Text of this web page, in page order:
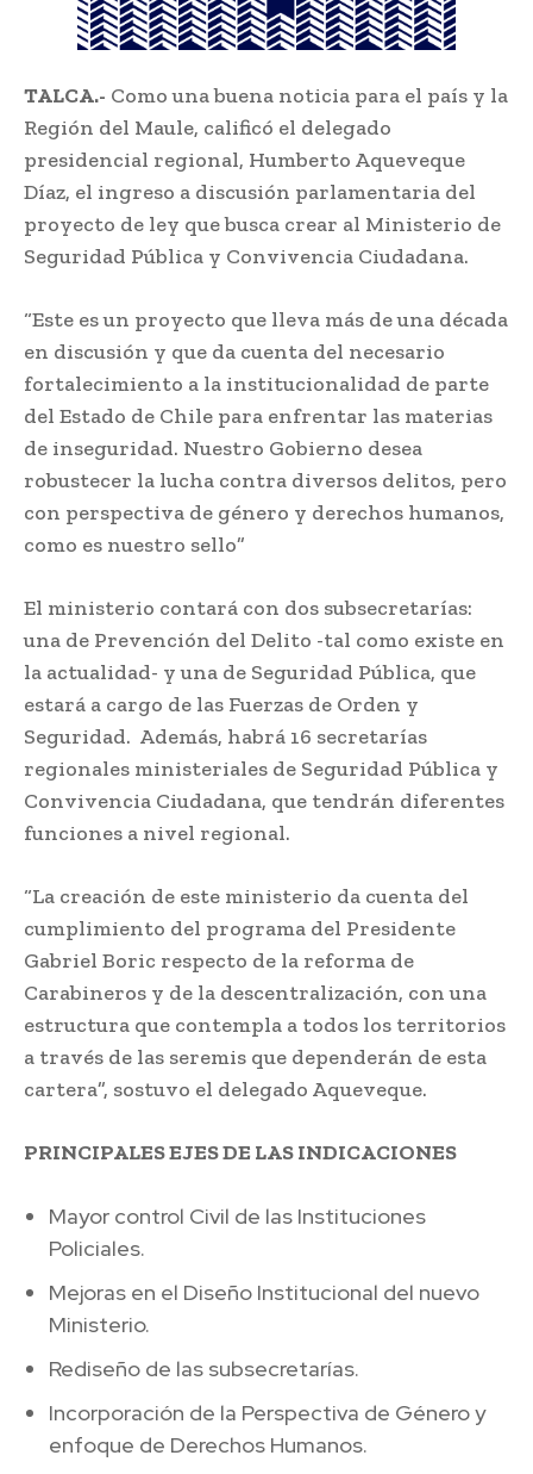
TALCA.- Como una buena noticia para el país y la
Región del Maule, calificó el delegado
presidencial regional, Humberto Aqueveque
Díaz, el ingreso a discusión parlamentaria del
proyecto de ley que busca crear al Ministerio de
Seguridad Pública y Convivencia Ciudadana.
“Este es un proyecto que lleva más de una década
en discusión y que da cuenta del necesario
fortalecimiento a la institucionalidad de parte
del Estado de Chile para enfrentar las materias
de inseguridad. Nuestro Gobierno desea
robustecer la lucha contra diversos delitos, pero
con perspectiva de género y derechos humanos,
como es nuestro sello”
El ministerio contará con dos subsecretarías:
una de Prevención del Delito -tal como existe en
la actualidad- y una de Seguridad Pública, que
estará a cargo de las Fuerzas de Orden y
Seguridad. Además, habrá 16 secretarías
regionales ministeriales de Seguridad Pública y
Convivencia Ciudadana, que tendrán diferentes
funciones a nivel regional.
“La creación de este ministerio da cuenta del
cumplimiento del programa del Presidente
Gabriel Boric respecto de la reforma de
Carabineros y de la descentralización, con una
estructura que contempla a todos los territorios
a través de las seremis que dependerán de esta
cartera”, sostuvo el delegado Aqueveque.
PRINCIPALES EJES DE LAS INDICACIONES
Mayor control Civil de las Instituciones
Policiales.
Mejoras en el Diseño Institucional del nuevo
Ministerio.
Rediseño de las subsecretarías.
Incorporación de la Perspectiva de Género y
enfoque de Derechos Humanos.